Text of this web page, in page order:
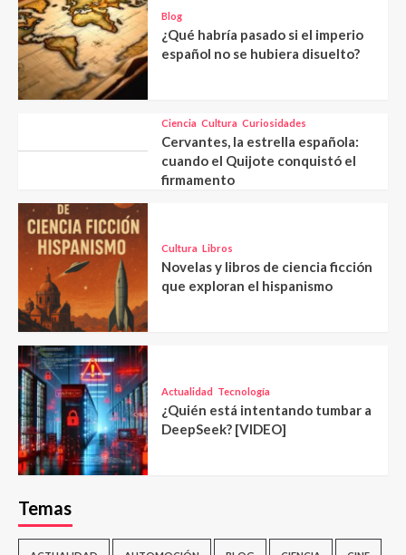
Blog
¿Qué habría pasado si el imperio
español no se hubiera disuelto?
Ciencia Cultura Curiosidades
Cervantes, la estrella española:
cuando el Quijote conquistó el
firmamento
Cultura Libros
Novelas y libros de ciencia ficción
que exploran el hispanismo
Actualidad Tecnología
¿Quién está intentando tumbar a
DeepSeek? [VIDEO]
Temas